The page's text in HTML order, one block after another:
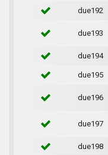
due192
due193
due194
due195
due196
due197
due198